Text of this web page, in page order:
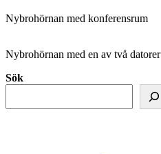
Nybrohörnan med konferensrum
Nybrohörnan med en av två datorer
Sök